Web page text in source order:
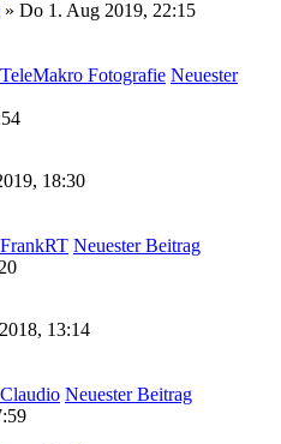
» Do 1. Aug 2019, 22:15
TeleMakro Fotografie Neuester
18:30
FrankRT Neuester Beitrag
13:14
Claudio Neuester Beitrag